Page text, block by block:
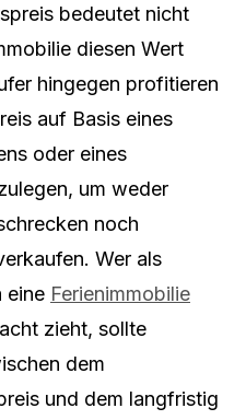
bedeutet nicht
diesen Wert
hingegen profitieren
auf Basis eines
oder eines
um weder
noch
Wer als
eine Ferienimmobilie
zieht, sollte
dem
und dem langfristig